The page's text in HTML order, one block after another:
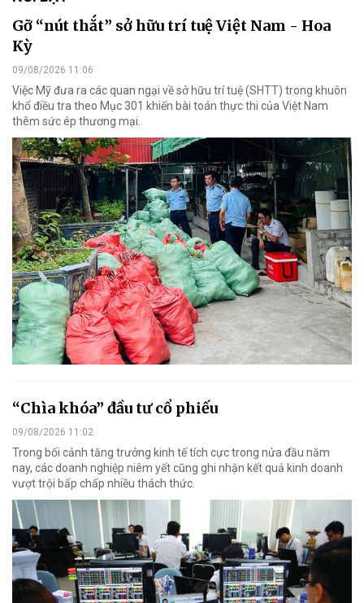
Gỡ “nút thắt” sở hữu trí tuệ Việt Nam - Hoa
Kỳ
09/08/2026 11:06
Việc Mỹ đưa ra các quan ngại về sở hữu trí tuệ (SHTT) trong khuôn
khổ điều tra theo Mục 301 khiến bài toán thực thi của Việt Nam
thêm sức ép thương mại.
“Chìa khóa” đầu tư cổ phiếu
09/08/2026 11:02
Trong bối cảnh tăng trưởng kinh tế tích cực trong nửa đầu năm
nay, các doanh nghiệp niêm yết cũng ghi nhận kết quả kinh doanh
vượt trội bấp chấp nhiều thách thức.